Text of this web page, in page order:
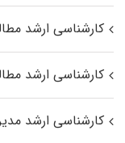
کارشناسی ارشد
کارشناسی ارشد
کارشناسی ارشد